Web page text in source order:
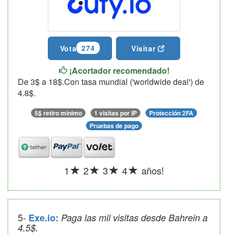
Vota 274 Visitar
¡Acortador recomendado!
De 3$ a 18$.Con tasa mundial ('worldwide deal') de
4.8$.
5$ retiro mínimo 1 visitas por IP
Protección 2FA
Pruebas de pago
1 2 3 4 años!
5- Exe.io:Paga las mil visitas desde Bahrein a
4.5$.